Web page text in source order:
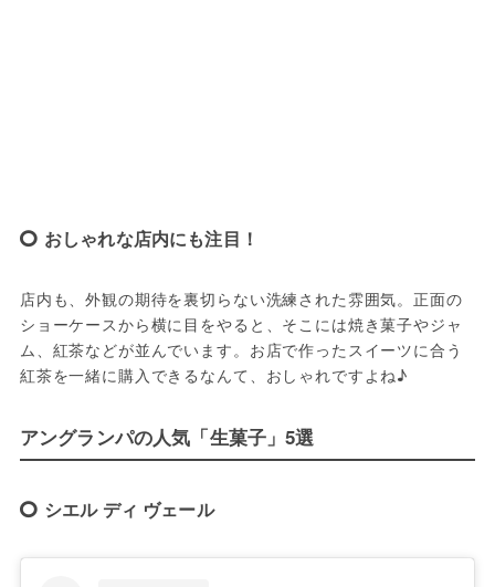
おしゃれな店内にも注目！
店内も、外観の期待を裏切らない洗練された雰囲気。正面の
ショーケースから横に目をやると、そこには焼き菓子やジャ
ム、紅茶などが並んでいます。お店で作ったスイーツに合う
紅茶を一緒に購入できるなんて、おしゃれですよね♪
アングランパの人気「生菓子」5選
シエル ディ ヴェール